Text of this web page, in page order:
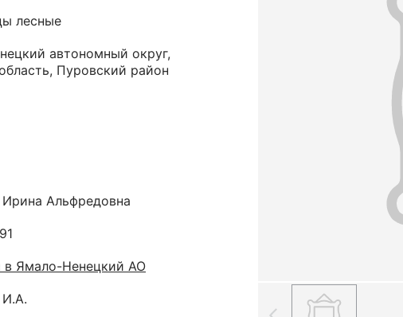
лесные
автономный округ,
Пуровский район
Ирина Альфредовна
в Ямало-Ненецкий АО
И.А.